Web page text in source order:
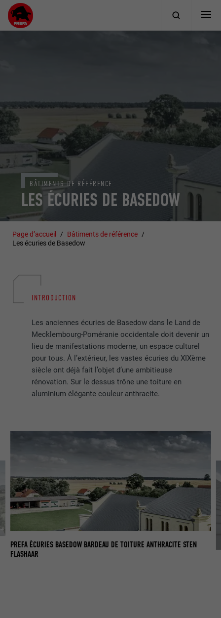
LES ÉCURIES DE BASEDOW
BÂTIMENTS DE RÉFÉRENCE
Page d’accueil
Bâtiments de référence
Les écuries de Basedow
INTRODUCTION
Les anciennes écuries de Basedow dans le Land de
Mecklembourg-Poméranie occidentale doit devenir un
lieu de manifestations moderne, un espace culturel
pour tous. À l’extérieur, les vastes écuries du XIXème
siècle ont déjà fait l’objet d’une ambitieuse
rénovation. Sur le dessus trône une toiture en
aluminium élégante couleur anthracite.
PREFA ÉCURIES BASEDOW BARDEAU DE TOITURE ANTHRACITE STEN
FLASHAAR